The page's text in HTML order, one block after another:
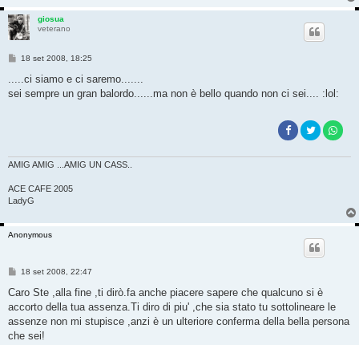
giosua
veterano
M
a
18 set 2008, 18:25
.....ci siamo e ci saremo.......
sei sempre un gran balordo......ma non è bello quando non ci sei.... :lol:
AMIG AMIG ...AMIG UN CASS..
ACE CAFE 2005
LadyG
Anonymous
M
s
a
g
i
18 set 2008, 22:47
Caro Ste ,alla fine ,ti dirò.fa anche piacere sapere che qualcuno si è
accorto della tua assenza.Ti diro di piu' ,che sia stato tu sottolineare le
assenze non mi stupisce ,anzi è un ulteriore conferma della bella persona
che sei!